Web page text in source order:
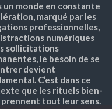
un monde en constante
marqué par les
professionnelles,
numériques
sollicitations
le besoin de se
devient
C’est dans ce
que les rituels bien-
tout leur sens.